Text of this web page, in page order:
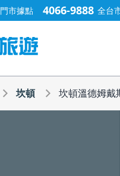
門市據點 4066-9888 全台
坎頓 坎頓溫德姆戴